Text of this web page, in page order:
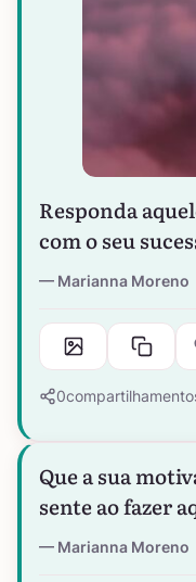
Responda
com o seu
Marianna Moreno
0
Que a sua
sente ao fazer
Marianna Moreno